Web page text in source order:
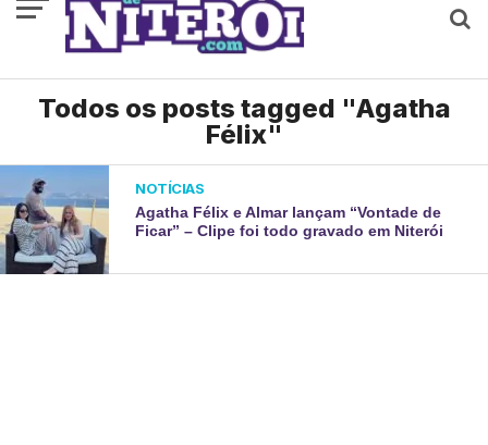
Todos os posts tagged "Agatha
Félix"
NOTÍCIAS
Agatha Félix e Almar lançam “Vontade de
Ficar” – Clipe foi todo gravado em Niterói